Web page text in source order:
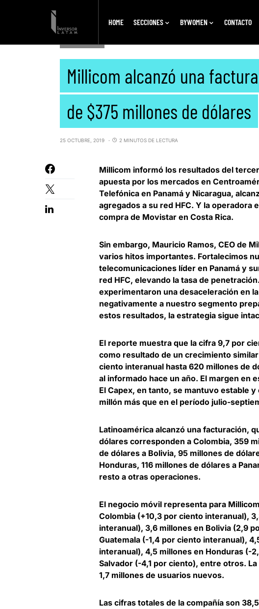
HOME SECCIONES BYWOMEN CONTACTO
Millicom alcanzó una
de $375 millones de dólares
25 OCTUBRE, 2019 2 MINUTOS DE LECTURA
Millicom informó los resultados del
apuesta por los mercados en
Telefónica en Panamá y Nicaragua,
agregados a su red HFC. Y la operadora
compra de Movistar en Costa Rica.
Sin embargo, Mauricio Ramos, CEO de
varios hitos importantes. Fortalecimos
telecomunicaciones líder en Panamá y
red HFC, elevando la tasa de
experimentaron una desaceleración en
negativamente a nuestro segmento
estos resultados, la estrategia sigue
El reporte muestra que la cifra 9,7 por
como resultado de un crecimiento
ciento interanual hasta 620 millones de
al informado hace un año. El margen en
El Capex, en tanto, se mantuvo estable
millón más que en el período julio-
Latinoamérica alcanzó una facturación,
dólares corresponden a Colombia, 359
de dólares a Bolivia, 95 millones de
Honduras, 116 millones de dólares a
resto a otras operaciones.
El negocio móvil representa para
Colombia (+10,3 por ciento interanual),
interanual), 3,6 millones en Bolivia (2,9
Guatemala (-1,4 por ciento interanual),
interanual), 4,5 millones en Honduras (-
Salvador (-4,1 por ciento), entre otros.
1,7 millones de usuarios nuevos.
Las cifras totales de la compañía son